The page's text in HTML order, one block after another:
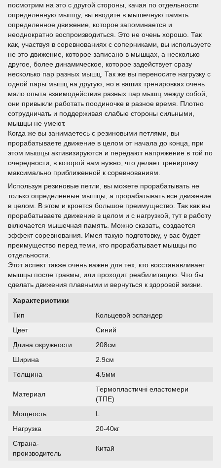
посмотрим на это с другой стороны, качая по отдельности
определенную мышцу, вы вводите в мышечную память
определенное движение, которое запоминается и
неоднократно воспроизводиться. Это не очень хорошо. Так
как, участвуя в соревнованиях с соперниками, вы используете
не это движение, которое записано в мышцах, а несколько
другое, более динамическое, которое задействует сразу
несколько пар разных мышц. Так же вы переносите нагрузку с
одной пары мышц на другую, но в ваших тренировках очень
мало опыта взаимодействия разных пар мышц между собой,
они привыкли работать поодиночке в разное время. Плотно
сотрудничать и поддерживая слабые стороны сильными,
мышцы не умеют.
Когда же вы занимаетесь с резиновыми петлями, вы
прорабатываете движение в целом от начала до конца, при
этом мышцы активизируются и передают напряжение в той по
очередности, в которой нам нужно, что делает тренировку
максимально приближенной к соревнованиям.
Используя резиновые петли, вы можете прорабатывать не
только определенные мышцы, а прорабатывать все движение
в целом. В этом и кроется большое преимущество. Так как вы
прорабатываете движение в целом и с нагрузкой, тут в работу
включается мышечная память. Можно сказать, создается
эффект соревнования. Имея такую подготовку, у вас будет
преимущество перед теми, кто прорабатывает мышцы по
отдельности.
Этот аспект также очень важен для тех, кто восстанавливает
мышцы после травмы, или проходит реабилитацию. Что бы
сделать движения плавными и вернуться к здоровой жизни.
Характеристики
Тип
Кольцевой эспандер
Цвет
Синий
Длина окружности
208см
Ширина
2.9см
Толщина
4.5мм
Материал
Термопластичні еластомери
(ТПЕ)
Мощность
L
Нагрузка
20-40кг
Страна-
производитель
Китай